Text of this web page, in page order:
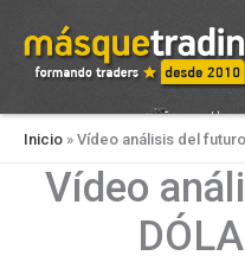
Inicio » Vídeo análisis del futuro
Vídeo